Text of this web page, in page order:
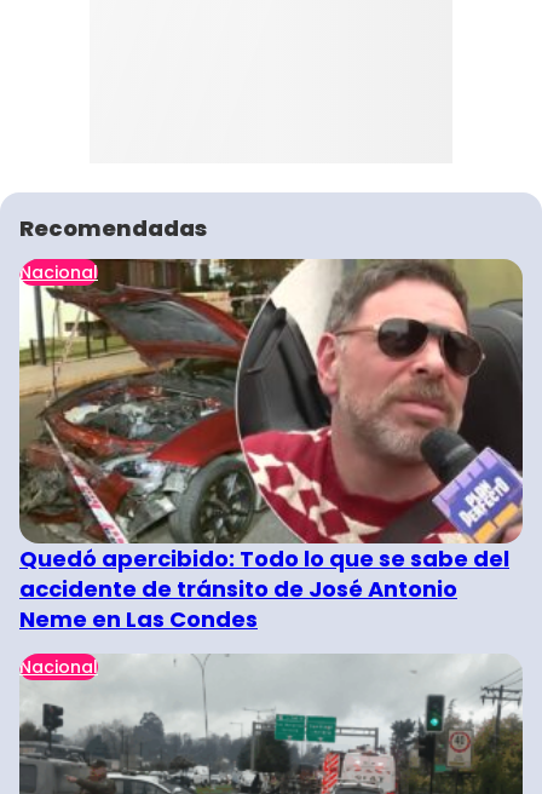
Recomendadas
Nacional
Quedó apercibido: Todo lo que se sabe del
accidente de tránsito de José Antonio
Neme en Las Condes
Nacional